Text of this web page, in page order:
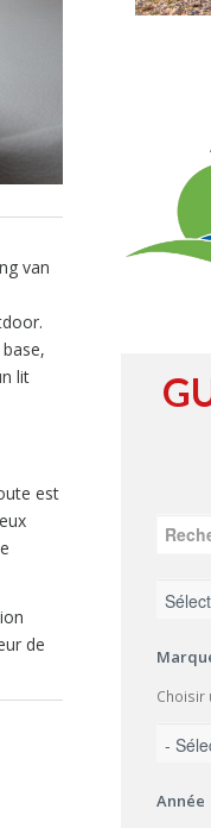
van
lit
est
de
Choisir
Année